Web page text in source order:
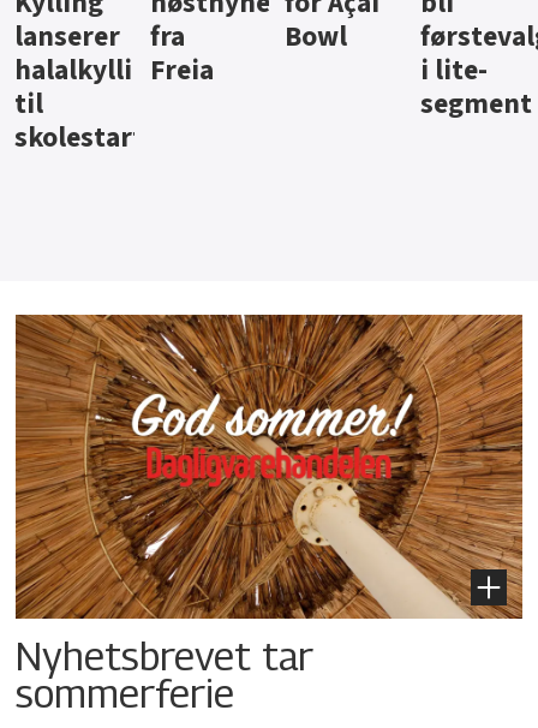
Bowl
førstevalg
i lite-
Berentsen
Hansa
Nyhetsbrevet tar
sommerferie